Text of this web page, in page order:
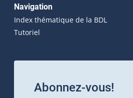
Navigation
Index thématique de la BDL
Tutoriel
Abonnez-vous!